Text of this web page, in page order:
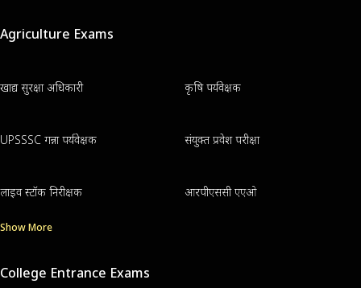
Agriculture Exams
खाद्य सुरक्षा अधिकारी कृषि पर्यवेक्षक
UPSSSC गन्ना पर्यवेक्षक संयुक्त प्रवेश परीक्षा
लाइव स्टॉक निरीक्षक आरपीएससी एएओ
Show More
College Entrance Exams